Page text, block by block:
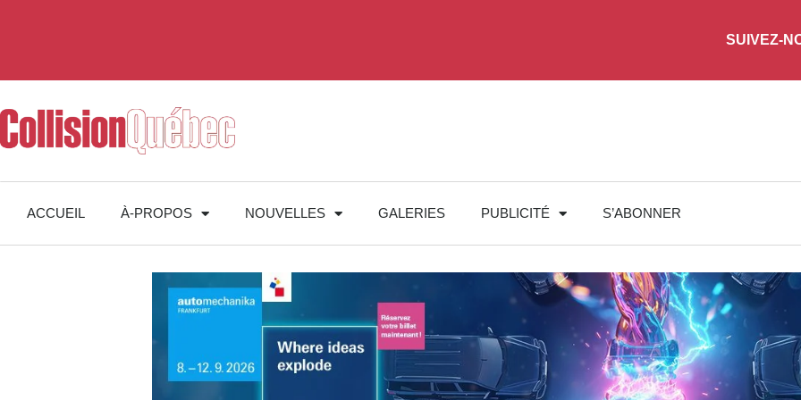
SUIVEZ-
ACCUEIL À-PROPOS NOUVELLES GALERIES PUBLICITÉ S’ABONNER